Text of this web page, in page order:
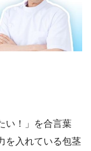
い！」を合言葉
を入れている包茎